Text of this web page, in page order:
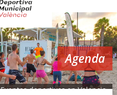
▼
▼
▼
Agenda
Eventos deportivos en Valencia